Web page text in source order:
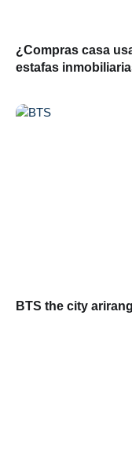
¿Compras casa
estafas
BTS the city